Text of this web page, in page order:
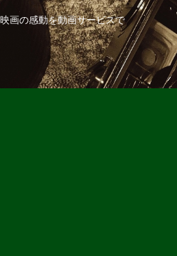
画の感動を動画サービスで